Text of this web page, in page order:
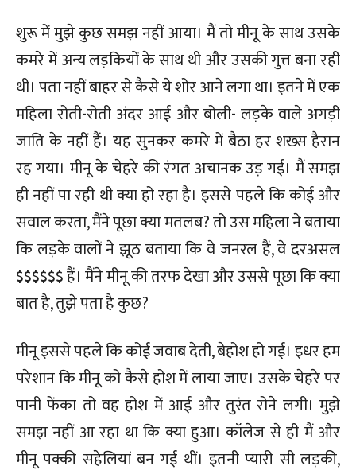
शुरू में मुझे कुछ समझ नहीं आया। मैं तो मीनू के साथ उसके
कमरे में अन्य लड़कियों के साथ थी और उसकी गुत्त बना रही
थी। पता नहीं बाहर से कैसे ये शोर आने लगा था। इतने में एक
महिला रोती-रोती अंदर आई और बोली- लड़के वाले अगड़ी
जाति के नहीं हैं। यह सुनकर कमरे में बैठा हर शख्स हैरान
रह गया। मीनू के चेहरे की रंगत अचानक उड़ गई। मैं समझ
ही नहीं पा रही थी क्या हो रहा है। इससे पहले कि कोई और
सवाल करता, मैंने पूछा क्या मतलब? तो उस महिला ने बताया
कि लड़के वालों ने झूठ बताया कि वे जनरल हैं, वे दरअसल
$$$$$$ हैं। मैंने मीनू की तरफ देखा और उससे पूछा कि क्या
बात है, तुझे पता है कुछ?
मीनू इससे पहले कि कोई जवाब देती, बेहोश हो गई। इधर हम
परेशान कि मीनू को कैसे होश में लाया जाए। उसके चेहरे पर
पानी फेंका तो वह होश में आई और तुरंत रोने लगी। मुझे
समझ नहीं आ रहा था कि क्या हुआ। कॉलेज से ही मैं और
मीनू पक्की सहेलियां बन गई थीं। इतनी प्यारी सी लड़की,